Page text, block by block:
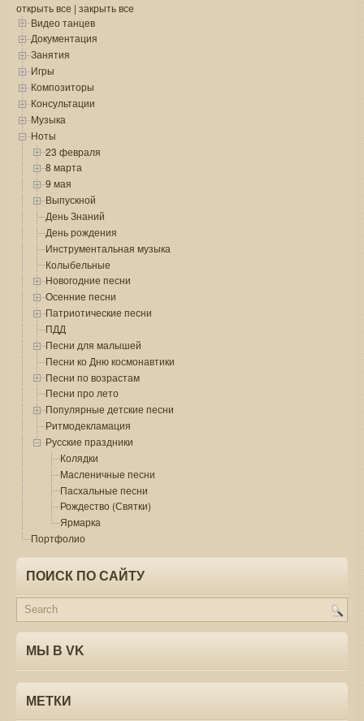
открыть все | закрыть все
Видео танцев
Документация
Занятия
Игры
Композиторы
Консультации
Музыка
Ноты
23 февраля
8 марта
9 мая
Выпускной
День Знаний
День рождения
Инструментальная музыка
Колыбельные
Новогодние песни
Осенние песни
Патриотические песни
ПДД
Песни для малышей
Песни ко Дню космонавтики
Песни по возрастам
Песни про лето
Популярные детские песни
Ритмодекламация
Русские праздники
Колядки
Масленичные песни
Пасхальные песни
Рождество (Святки)
Ярмарка
Портфолио
ПОИСК ПО САЙТУ
МЫ В VK
МЕТКИ